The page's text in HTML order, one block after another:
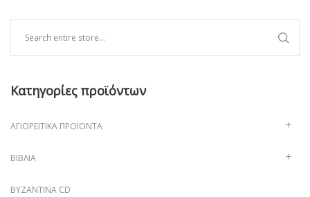
Κατηγορίες προϊόντων
ΑΓΙΟΡΕΊΤΙΚΑ ΠΡΟΪΌΝΤΑ
ΒΙΒΛΊΑ
ΒΥΖΑΝΤΙΝΑ CD